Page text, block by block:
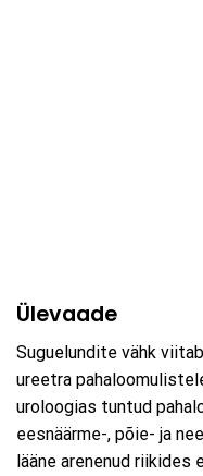
Ülevaade
Suguelundite vähk
ureetra
uroloogias tuntud
eesnäärme-, põie- ja
lääne arenenud